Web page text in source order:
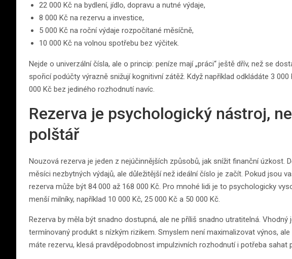
22 000 Kč na bydlení, jídlo, dopravu a nutné výdaje,
8 000 Kč na rezervu a investice,
5 000 Kč na roční výdaje rozpočítané měsíčně,
10 000 Kč na volnou spotřebu bez výčitek.
Nejde o univerzální čísla, ale o princip: peníze mají „práci“ ještě dřív, než se
spořicí podúčty výrazně snižují kognitivní zátěž. Když například odkládáte 3
000 Kč bez jediného rozhodnutí navíc.
Rezerva je psychologický nástroj,
polštář
Nouzová rezerva je jeden z nejúčinnějších způsobů, jak snížit finanční úzkost.
měsíci nezbytných výdajů, ale důležitější než ideální číslo je začít. Pokud jsou
rezerva může být 84 000 až 168 000 Kč. Pro mnohé lidi je to psychologicky
menší milníky, například 10 000 Kč, 25 000 Kč a 50 000 Kč.
Rezerva by měla být snadno dostupná, ale ne příliš snadno utratitelná.
termínovaný produkt s nízkým rizikem. Smyslem není maximalizovat výnos,
máte rezervu, klesá pravděpodobnost impulzivních rozhodnutí i potřeba sahat